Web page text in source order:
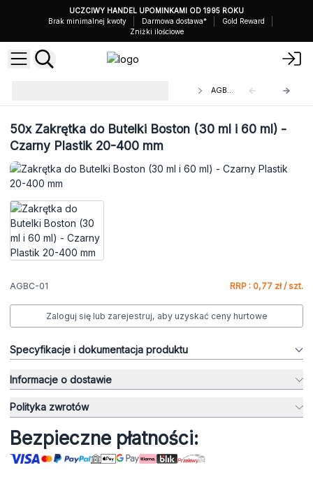
UCZCIWY HANDEL UPOMINKAMI OD 1995 ROKU
Brak minimalnej kwoty
Darmowa dostawa*
Gold Reward
Zniżki ilościowe
AGBC-01
50xZakrętka do Butelki Boston (30 ml i 60 ml) -
Czarny Plastik 20-400 mm
AGBC-01 RRP : 0,77 zł / szt.
Zaloguj się lub zarejestruj, aby uzyskać ceny hurtowe
Specyfikacje i dokumentacja produktu
Informacje o dostawie
Polityka zwrotów
Bezpieczne płatności: